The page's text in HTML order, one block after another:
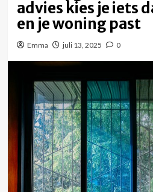
advies kies je iets
en je woning past
Emma juli 13, 2025 0